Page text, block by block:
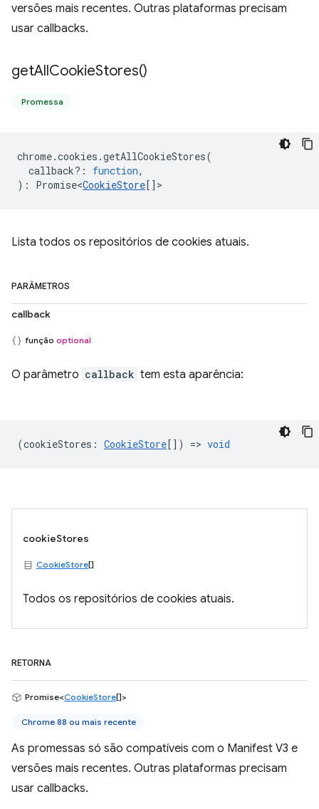
versões mais recentes. Outras plataformas precisam
usar callbacks.
getAllCookieStores()
Promessa
chrome.cookies .getAllCookieStores(
callback? : function,
) : Promise<CookieStore[] >
Lista todos os repositórios de cookies atuais.
PARÂMETROS
callback
função optional
O parâmetro callback tem esta aparência:
(cookieStores : CookieStore[]) => void
cookieStores
CookieStore[]
Todos os repositórios de cookies atuais.
RETORNA
Promise<CookieStore[]>
Chrome 88 ou mais recente
As promessas só são compatíveis com o Manifest V3 e
versões mais recentes. Outras plataformas precisam
usar callbacks.